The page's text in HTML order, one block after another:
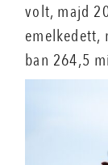
volt, majd
emelkedett,
ban 264,5